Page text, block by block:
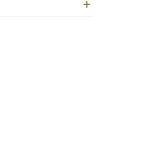
食事のシーンにもおすすめ
まれており、結婚祝い、
げ）